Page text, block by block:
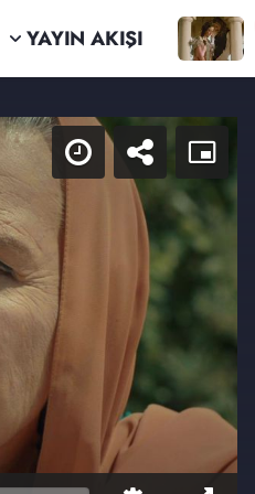
YAYIN AKIŞI